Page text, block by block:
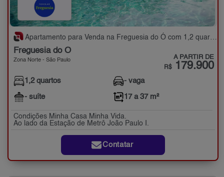
Apartamento para Venda na Freguesia do Ó com 1,2 quartos - 17 a 37 m²
Freguesia do Ó
Zona Norte - São Paulo A PARTIR DE
R$ 179.900
1,2 quartos
- suíte
- vaga
17 a 37 m²
Condições Minha Casa Minha Vida.
Ao lado da Estação de Metrô João Paulo I.
Contatar